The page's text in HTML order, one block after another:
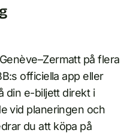
på flera
officiella app eller
din e-biljett direkt i
vid planeringen och
du att köpa på